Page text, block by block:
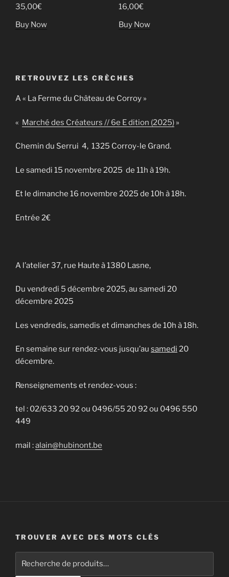
35,00€
Buy Now
16,00€
Buy Now
RETROUVEZ LES CRÈCHES
A « La Ferme du Château de Corroy »
« Marché des Créateurs // 6e E dition (2025) »
Chemin du Serrui 4, 1325 Corroy-le Grand.
Le samedi 15 novembre 2025 de 11h à 19h.
Et le dimanche 16 novembre 2025 de 10h à 18h.
Entrée 2€
A l’atelier 37, rue Haute à 1380 Lasne,
Du vendredi 5 décembre 2025, au samedi 20
décembre 2025
Les vendredis, samedis et dimanches de 10h à 18h.
En semaine sur rendez-vous jusqu’au samedi 20
décembre.
Renseignements et rendez-vous :
tel : 02/633 20 92 ou 0496/55 20 92 ou 0496 550
449
mail :alain@hubinont.be
TROUVER AVEC DES MOTS CLÉS